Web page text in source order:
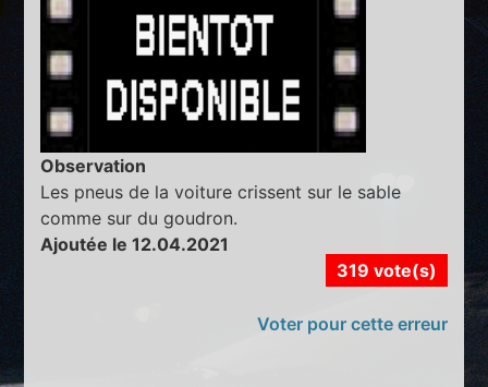
Observation
Les pneus de la voiture crissent sur le sable
comme sur du goudron.
Ajoutée le 12.04.2021
319 vote(s)
Voter pour cette erreur